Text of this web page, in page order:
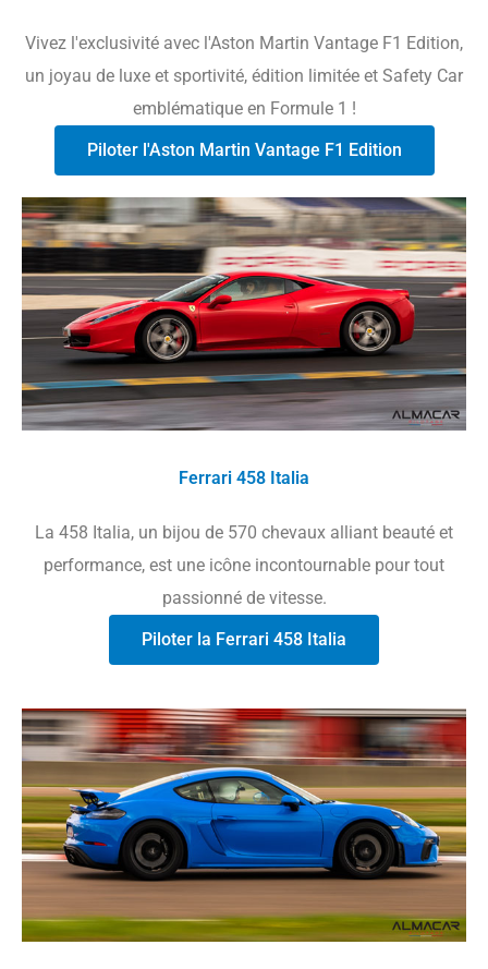
Vivez l'exclusivité avec l'Aston Martin Vantage F1 Edition,
un joyau de luxe et sportivité, édition limitée et Safety Car
emblématique en Formule 1 !
Piloter l'Aston Martin Vantage F1 Edition
Ferrari 458 Italia
La 458 Italia, un bijou de 570 chevaux alliant beauté et
performance, est une icône incontournable pour tout
passionné de vitesse.
Piloter la Ferrari 458 Italia